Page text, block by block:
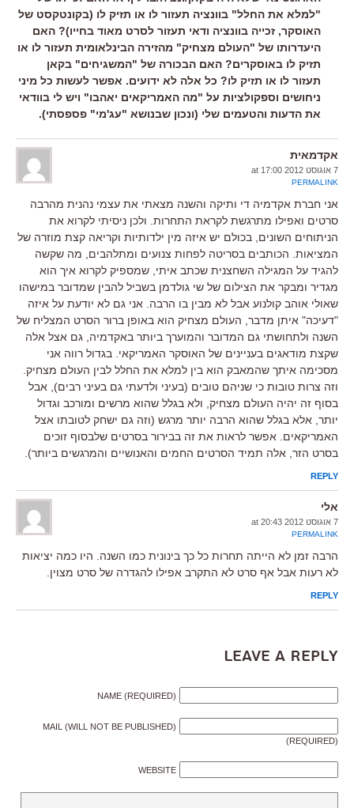
"למלא את החלל" בוונציה תעזור לו או תזיק לו (בקונטקסט של
האוסקר, זכייה בוונציה ודאי תעזור לסרט מאוד בחייו)? האם
היעדרותו של "העולם מצחיק" מהזירה הבינלאומית תעזור לו או
תזיק לו באוסקרים? האם הבכורה של "המשגיחים" בקאן
תעזור לו או תזיק לו? כל אלה לא ידועים. אפשר לעשות כל מיני
ניחושים וספקולציות על "מה האמריקאים יאהבו" ויש לי בוודאי
את הדעות והטעמים שלי (ונכון שבנושא "עג'מי" פספסתי).
אקדמאית
7 אוגוסט 2012 at 17:00
PERMALINK
אני חברת אקדמיה די ותיקה והשנה מצאתי את עצמי נהנית מהרבה
סרטים ואפילו מתרגשת לקראת התחרות. ולכן ניסיתי לקרוא את
הניתוחים השונים, בכולם יש איזה מין ילדותיות וקריאה קצת מוזרה של
המציאות. הכותבים בסריטה לפחות צנועים ומתלהבים, מה שקשה
להגיד על המגילה השחצנית שכתב איתי, שמספיק לקרוא איך הוא
מגדיר ומבקר את הצילום של שי גולדמן בשביל להבין שמדובר במישהו
שאולי אוהב קולנוע אבל לא מבין בו הרבה. אני גם לא יודעת על איזה
"דעיכה" איתן מדבר, העולם מצחיק הוא באופן ברור הסרט המצליח של
השנה ולתחושתי גם המדובר והמוערך ביותר באקדמיה, גם אצל אלה
שקצת מודאגים בעניינים של האוסקר האמריקאי. בגדול רווה אני
מסכימה איתך שהמאבק הוא בין למלא את החלל לבין העולם מצחיק.
וזה צרות טובות כי שניהם טובים (בעיני ולדעתי גם בעיני רבים), אבל
בסוף זה יהיה העולם מצחיק, ולא בגלל שהוא מרשים ומורכב וגדול
יותר, אלא בגלל שהוא הרבה יותר מרגש (וזה גם ישחק לטובתו אצל
האמריקאים. אפשר לראות את זה בבירור בסרטים שלבסוף זוכים
בסרט הזר, אלה תמיד הסרטים החמים והאנושיים והמרגשים ביותר).
REPLY
אלי
7 אוגוסט 2012 at 20:43
PERMALINK
הרבה זמן לא הייתה תחרות כל כך בינונית כמו השנה. היו כמה יציאות
לא רעות אבל אף סרט לא התקרב אפילו להגדרה של סרט מצוין.
REPLY
Leave a Reply
NAME (REQUIRED)
MAIL (WILL NOT BE PUBLISHED)
(REQUIRED)
WEBSITE